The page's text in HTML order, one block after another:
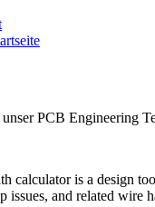
PCB Engineering
calculator is a design
issues, and related wire